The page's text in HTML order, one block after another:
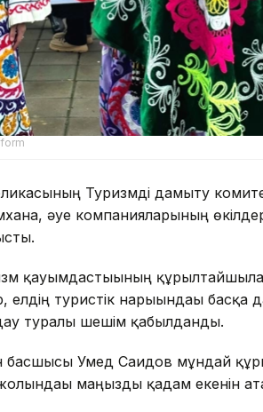
Туризмді дамыту
әуе компанияларының
қауымдастығының
туристік нарығындағы
туралы шешім қабылданды.
басшысы Умед Саидов мұндай
жолындағы маңызды қадам екенін